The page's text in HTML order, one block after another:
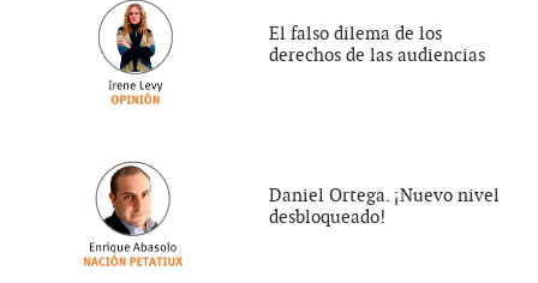
El falso dilema de los
derechos de las audiencias
Daniel Ortega. ¡Nuevo nivel
desbloqueado!